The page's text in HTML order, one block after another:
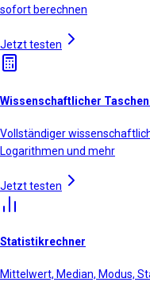
sofort berechnen
Jetzt testen
Wissenschaftlicher
Vollständiger
Logarithmen und mehr
Jetzt testen
Statistikrechner
Mittelwert, Median, Modus,